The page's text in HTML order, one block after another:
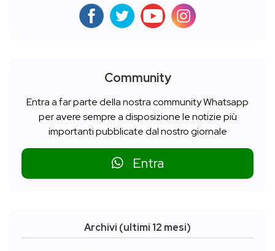
Community
Entra a far parte della nostra community Whatsapp
per avere sempre a disposizione le notizie più
importanti pubblicate dal nostro giornale
Entra
Archivi (ultimi 12 mesi)